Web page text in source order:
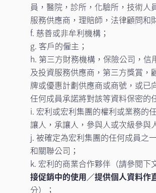
員，醫院，診所，化驗所，技術人
服務供應商，理賠師，法律顧問和
f. 慈善或非牟利機構；
g. 客戶的僱主；
h. 第三方財務機構，保險公司，信
及投資服務供應商，第三方獎賞，
牌或優惠計劃供應商或商號，或已
任何成員承諾將對該等資料保密的
i. 宏利或宏利集團的權利或業務的
讓人，承讓人，參與人或次級參與
j. 被確定為宏利集團的任何成員之
和關聯公司；
k. 宏利的商業合作夥伴（請參閱下
接促銷中的使用／提供個人資料作
分）；